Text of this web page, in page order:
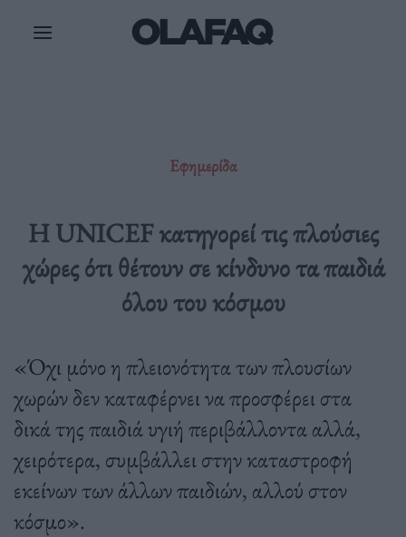
Εφημερίδα
Η UNICEF κατηγορεί τις πλούσιες
χώρες ότι θέτουν σε κίνδυνο τα παιδιά
όλου του κόσμου
«Όχι μόνο η πλειονότητα των πλουσίων
χωρών δεν καταφέρνει να προσφέρει στα
δικά της παιδιά υγιή περιβάλλοντα αλλά,
χειρότερα, συμβάλλει στην καταστροφή
εκείνων των άλλων παιδιών, αλλού στον
κόσμο».